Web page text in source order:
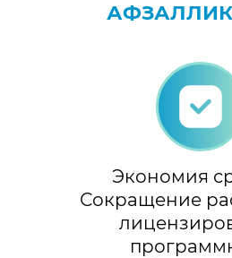
Экономия
Сокращение